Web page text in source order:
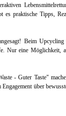
es praktische Tipps,
Beim
Nur eine Möglichkeit,
- Guter Taste"
über